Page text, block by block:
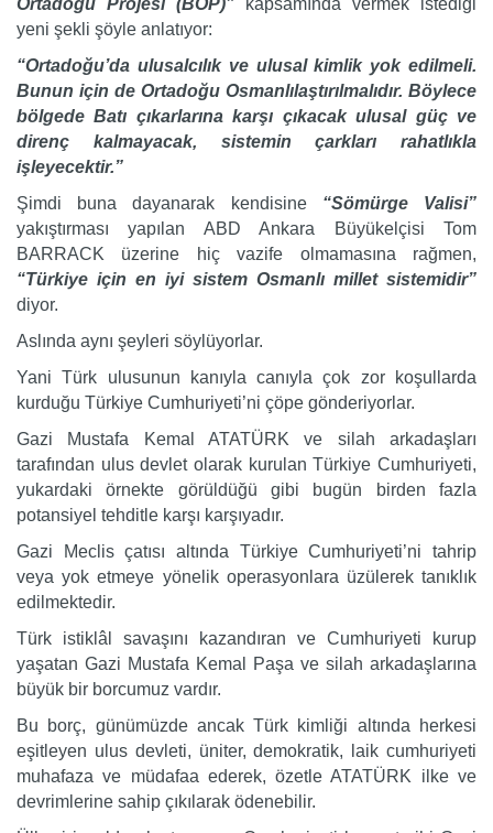
Ortadoğu Projesi (BOP)” kapsamında vermek istediği
yeni şekli şöyle anlatıyor:
“Ortadoğu’da ulusalcılık ve ulusal kimlik yok edilmeli.
Bunun için de Ortadoğu Osmanlılaştırılmalıdır. Böylece
bölgede Batı çıkarlarına karşı çıkacak ulusal güç ve
direnç kalmayacak, sistemin çarkları rahatlıkla
işleyecektir.”
Şimdi buna dayanarak kendisine “Sömürge Valisi”
yakıştırması yapılan ABD Ankara Büyükelçisi Tom
BARRACK üzerine hiç vazife olmamasına rağmen,
“Türkiye için en iyi sistem Osmanlı millet sistemidir”
diyor.
Aslında aynı şeyleri söylüyorlar.
Yani Türk ulusunun kanıyla canıyla çok zor koşullarda
kurduğu Türkiye Cumhuriyeti’ni çöpe gönderiyorlar.
Gazi Mustafa Kemal ATATÜRK ve silah arkadaşları
tarafından ulus devlet olarak kurulan Türkiye Cumhuriyeti,
yukardaki örnekte görüldüğü gibi bugün birden fazla
potansiyel tehditle karşı karşıyadır.
Gazi Meclis çatısı altında Türkiye Cumhuriyeti’ni tahrip
veya yok etmeye yönelik operasyonlara üzülerek tanıklık
edilmektedir.
Türk istiklâl savaşını kazandıran ve Cumhuriyeti kurup
yaşatan Gazi Mustafa Kemal Paşa ve silah arkadaşlarına
büyük bir borcumuz vardır.
Bu borç, günümüzde ancak Türk kimliği altında herkesi
eşitleyen ulus devleti, üniter, demokratik, laik cumhuriyeti
muhafaza ve müdafaa ederek, özetle ATATÜRK ilke ve
devrimlerine sahip çıkılarak ödenebilir.